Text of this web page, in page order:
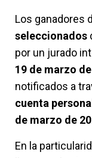
Los ganadores
seleccionados
por un jurado
19 de marzo
notificados a
cuenta
de marzo de
En la